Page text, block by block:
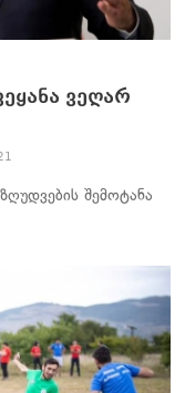
ვეღარ
შემოტანა